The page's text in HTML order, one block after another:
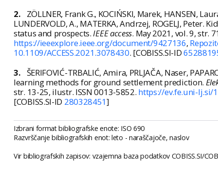
2.
ZÖLLNER, Frank G., KOCIŃSKI, Marek, HANSEN,
LUNDERVOLD, A., MATERKA, Andrzej, ROGELJ,
status and prospects.IEEE access. May 2021, vol. 9, str.
https://ieeexplore.ieee.org/document/9427136,
10.1109/ACCESS.2021.3078430. [COBISS.SI-ID
3. ŠERIFOVIĆ-TRBALIĆ, Amira, PRLJAČA, Naser,
learning methods for ground settlement prediction.
str. 13-25, ilustr. ISSN 0013-5852. https://ev.fe.uni-lj.si/
[COBISS.SI-ID 280328451]
Izbrani format bibliografske enote: ISO 690
Razvrščanje bibliografskih enot: leto - naraščajoče, naslov
Vir bibliografskih zapisov: vzajemna baza podatkov COBISS.SI/